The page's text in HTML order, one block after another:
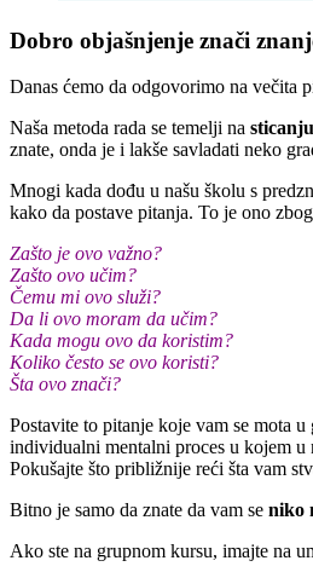
Dobro objašnjenje znači
Danas ćemo da odgovorimo na večita
Naša metoda rada se temelji na
znate, onda je i lakše savladati neko
Mnogi kada dođu u našu školu s
kako da postave pitanja. To je ono
Zašto je ovo važno?
Zašto ovo učim?
Čemu mi ovo služi?
Da li ovo moram da učim?
Kada mogu ovo da koristim?
Koliko često se ovo koristi?
Šta ovo znači?
Postavite to pitanje koje vam se mota
individualni mentalni proces u kojem u
Pokušajte što približnije reći šta vam
Bitno je samo da znate da vam se niko
Ako ste na grupnom kursu, imajte na